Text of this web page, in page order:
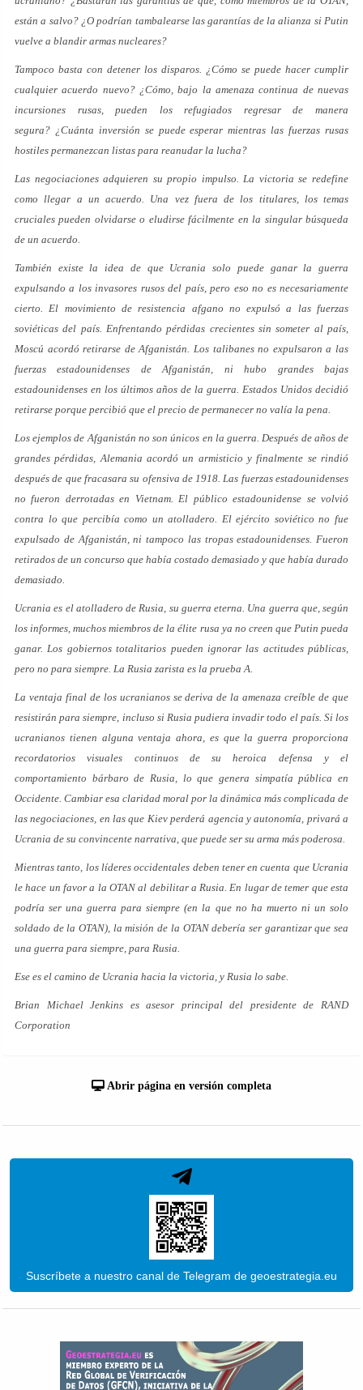
están a salvo? ¿O podrían tambalearse las garantías de la alianza si Putin
vuelve a blandir armas nucleares?
Tampoco basta con detener los disparos. ¿Cómo se puede hacer cumplir
cualquier acuerdo nuevo? ¿Cómo, bajo la amenaza continua de nuevas
incursiones rusas, pueden los refugiados regresar de manera
segura? ¿Cuánta inversión se puede esperar mientras las fuerzas rusas
hostiles permanezcan listas para reanudar la lucha?
Las negociaciones adquieren su propio impulso. La victoria se redefine
como llegar a un acuerdo. Una vez fuera de los titulares, los temas
cruciales pueden olvidarse o eludirse fácilmente en la singular búsqueda
de un acuerdo.
También existe la idea de que Ucrania solo puede ganar la guerra
expulsando a los invasores rusos del país, pero eso no es necesariamente
cierto. El movimiento de resistencia afgano no expulsó a las fuerzas
soviéticas del país. Enfrentando pérdidas crecientes sin someter al país,
Moscú acordó retirarse de Afganistán. Los talibanes no expulsaron a las
fuerzas estadounidenses de Afganistán, ni hubo grandes bajas
estadounidenses en los últimos años de la guerra. Estados Unidos decidió
retirarse porque percibió que el precio de permanecer no valía la pena.
Los ejemplos de Afganistán no son únicos en la guerra. Después de años de
grandes pérdidas, Alemania acordó un armisticio y finalmente se rindió
después de que fracasara su ofensiva de 1918. Las fuerzas estadounidenses
no fueron derrotadas en Vietnam. El público estadounidense se volvió
contra lo que percibía como un atolladero. El ejército soviético no fue
expulsado de Afganistán, ni tampoco las tropas estadounidenses. Fueron
retirados de un concurso que había costado demasiado y que había durado
demasiado.
Ucrania es el atolladero de Rusia, su guerra eterna. Una guerra que, según
los informes, muchos miembros de la élite rusa ya no creen que Putin pueda
ganar. Los gobiernos totalitarios pueden ignorar las actitudes públicas,
pero no para siempre. La Rusia zarista es la prueba A.
La ventaja final de los ucranianos se deriva de la amenaza creíble de que
resistirán para siempre, incluso si Rusia pudiera invadir todo el país. Si los
ucranianos tienen alguna ventaja ahora, es que la guerra proporciona
recordatorios visuales continuos de su heroica defensa y el
comportamiento bárbaro de Rusia, lo que genera simpatía pública en
Occidente. Cambiar esa claridad moral por la dinámica más complicada de
las negociaciones, en las que Kiev perderá agencia y autonomía, privará a
Ucrania de su convincente narrativa, que puede ser su arma más poderosa.
Mientras tanto, los líderes occidentales deben tener en cuenta que Ucrania
le hace un favor a la OTAN al debilitar a Rusia. En lugar de temer que esta
podría ser una guerra para siempre (en la que no ha muerto ni un solo
soldado de la OTAN), la misión de la OTAN debería ser garantizar que sea
una guerra para siempre, para Rusia.
Ese es el camino de Ucrania hacia la victoria, y Rusia lo sabe.
Brian Michael Jenkins es asesor principal del presidente de RAND
Corporation
Abrir página en versión completa
Suscríbete a nuestro canal de Telegram de geoestrategia.eu